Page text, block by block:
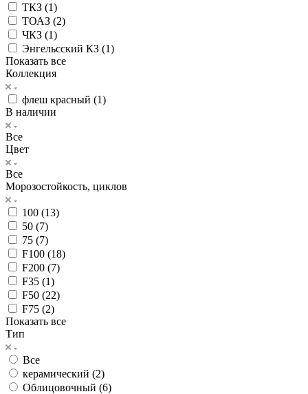
ТКЗ (1)
ТОАЗ (2)
ЧКЗ (1)
Энгельсский КЗ (1)
Показать все
Коллекция
флеш красный (1)
В наличии
Все
Цвет
Все
Морозостойкость, циклов
100 (13)
50 (7)
75 (7)
F100 (18)
F200 (7)
F35 (1)
F50 (22)
F75 (2)
Показать все
Тип
Все
керамический (2)
Облицовочный (6)